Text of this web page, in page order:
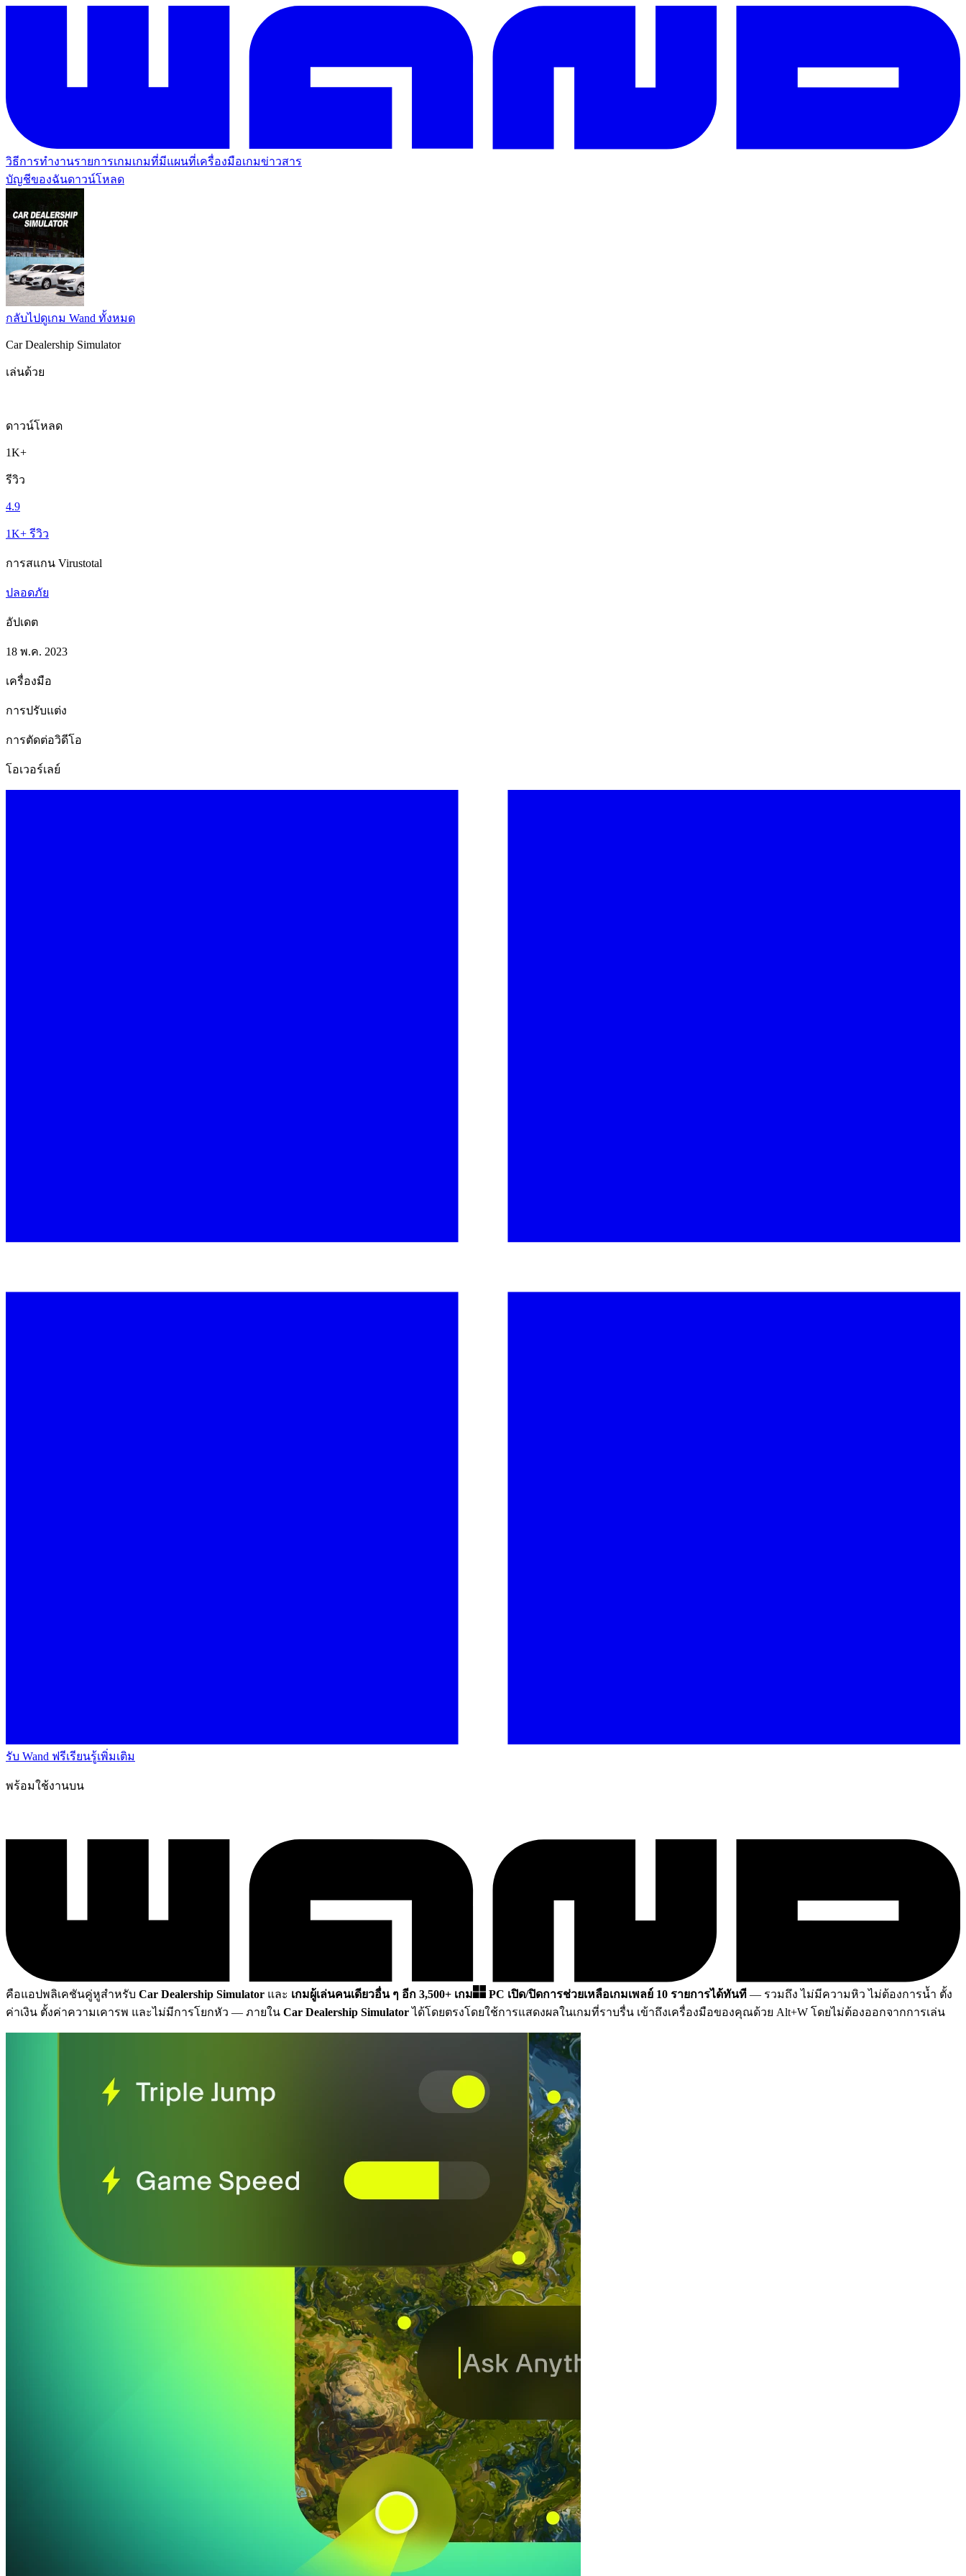
วิธีการทำงานรายการเกมเกมที่มีแผนที่เครื่องมือเกมข่าวสาร
บัญชีของฉันดาวน์โหลด
กลับไปดูเกม Wand ทั้งหมด
Car Dealership Simulator
เล่นด้วย
ดาวน์โหลด
1K+
รีวิว
4.9
1K+ รีวิว
การสแกน Virustotal
ปลอดภัย
อัปเดต
18 พ.ค. 2023
เครื่องมือ
การปรับแต่ง
การตัดต่อวิดีโอ
โอเวอร์เลย์
รับ Wand ฟรีเรียนรู้เพิ่มเติม
พร้อมใช้งานบน
คือแอปพลิเคชันคู่หูสำหรับ Car Dealership Simulator และ เกมผู้เล่นคนเดียวอื่น ๆ อีก 3,500+ เกม PC เปิด/ปิดการช่วยเหลือเกมเพลย์ 10 รายการได้ทันที — รวมถึง ไม่มีความหิว ไม่ต้องการน้ำ ตั้ง
ค่าเงิน ตั้งค่าความเคารพ และไม่มีการโยกหัว — ภายใน Car Dealership Simulatorได้โดยตรงโดยใช้การแสดงผลในเกมที่ราบรื่น เข้าถึงเครื่องมือของคุณด้วย Alt+W โดยไม่ต้องออกจากการเล่น